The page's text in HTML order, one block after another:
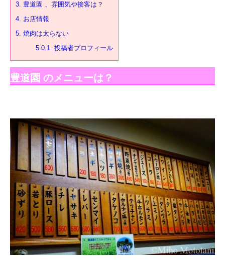
3. 豊道園 、雰囲気や接客は？
4. お店情報
5. 焼肉は太らない
5.0.1. 投稿者プロフィール
豊道園 のメニューは？